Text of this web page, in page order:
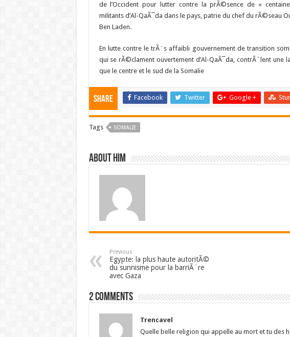
de l’Occident pour lutter contre la prÃ©sence de «
militants d’Al-QaÃ¯da dans le pays, patrie du chef du rÃ©seau
Ben Laden.
En lutte contre le trÃ¨s affaibli gouvernement de transition
qui se rÃ©clament ouvertement d’Al-QaÃ¯da, contrÃ´lent une
que le centre et le sud de la Somalie
Share Facebook Twitter Google +
Tags SOMALIE
About him
Previous
Egypte: la plus haute autoritÃ©
du sunnisme pour la barriÃ¨re
avec Gaza
2 comments
Trencavel
Quelle belle religion qui appelle au mort et tu des